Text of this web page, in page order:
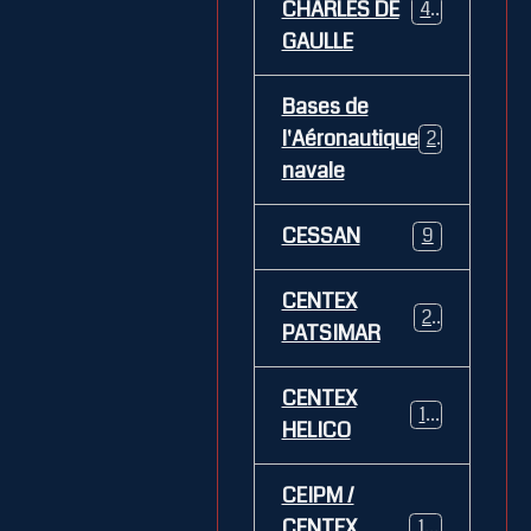
CHARLES DE
GAULLE
469
Bases de
l'Aéronautique
navale
269
CESSAN 9
CENTEX
PATSIMAR
21
CENTEX
HELICO
14
CEIPM /